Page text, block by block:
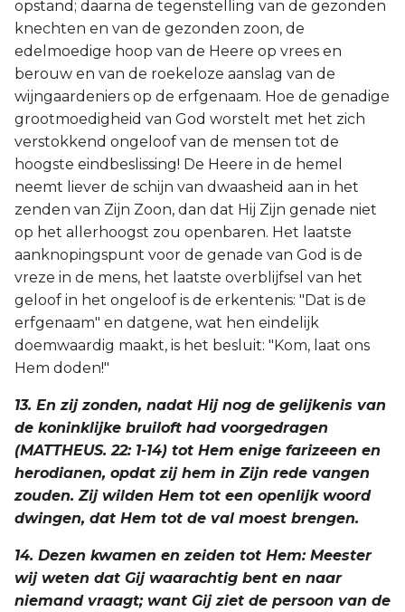
opstand; daarna de tegenstelling van de gezonden
knechten en van de gezonden zoon, de
edelmoedige hoop van de Heere op vrees en
berouw en van de roekeloze aanslag van de
wijngaardeniers op de erfgenaam. Hoe de genadige
grootmoedigheid van God worstelt met het zich
verstokkend ongeloof van de mensen tot de
hoogste eindbeslissing! De Heere in de hemel
neemt liever de schijn van dwaasheid aan in het
zenden van Zijn Zoon, dan dat Hij Zijn genade niet
op het allerhoogst zou openbaren. Het laatste
aanknopingspunt voor de genade van God is de
vreze in de mens, het laatste overblijfsel van het
geloof in het ongeloof is de erkentenis: "Dat is de
erfgenaam" en datgene, wat hen eindelijk
doemwaardig maakt, is het besluit: "Kom, laat ons
Hem doden!"
13. En zij zonden, nadat Hij nog de gelijkenis van
de koninklijke bruiloft had voorgedragen
(MATTHEUS. 22: 1-14) tot Hem enige farizeeen en
herodianen, opdat zij hem in Zijn rede vangen
zouden. Zij wilden Hem tot een openlijk woord
dwingen, dat Hem tot de val moest brengen.
14. Dezen kwamen en zeiden tot Hem: Meester
wij weten dat Gij waarachtig bent en naar
niemand vraagt; want Gij ziet de persoon van de